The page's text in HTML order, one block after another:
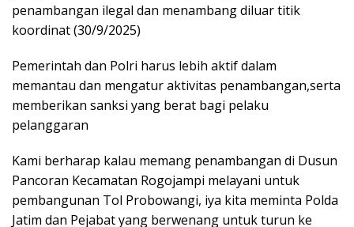
penambangan ilegal dan menambang diluar titik
koordinat (30/9/2025)
Pemerintah dan Polri harus lebih aktif dalam
memantau dan mengatur aktivitas penambangan,serta
memberikan sanksi yang berat bagi pelaku
pelanggaran
Kami berharap kalau memang penambangan di Dusun
Pancoran Kecamatan Rogojampi melayani untuk
pembangunan Tol Probowangi, iya kita meminta Polda
Jatim dan Pejabat yang berwenang untuk turun ke